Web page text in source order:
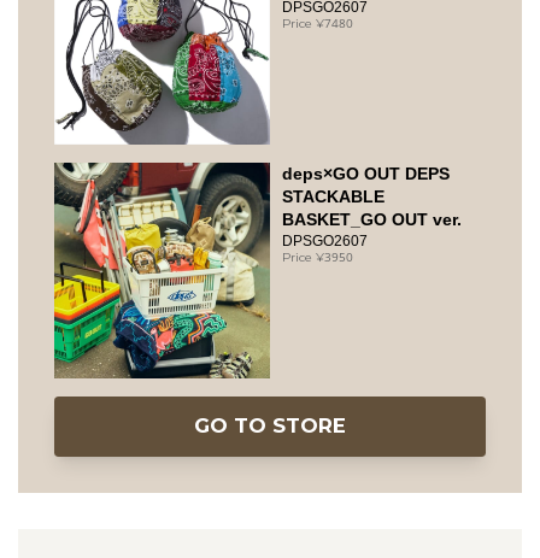
DPSGO2607
7480
deps×GO OUT DEPS
STACKABLE
BASKET_GO OUT ver.
DPSGO2607
3950
GO TO STORE